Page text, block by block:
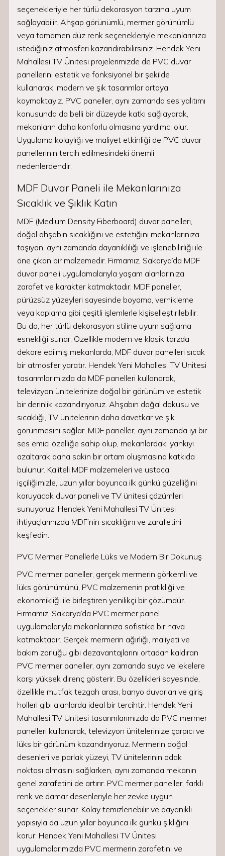
seçenekleriyle her türlü dekorasyon tarzına uyum
sağlayabilir. Ahşap görünümlü, mermer görünümlü
veya tamamen düz renk seçenekleriyle mekanlarınıza
istediğiniz atmosferi kazandırabilirsiniz. Hendek Yeni
Mahallesi TV Ünitesi projelerimizde de PVC duvar
panellerini estetik ve fonksiyonel bir şekilde
kullanarak, modern ve şık tasarımlar ortaya
koymaktayız. PVC paneller, aynı zamanda ses yalıtımı
konusunda da belli bir düzeyde katkı sağlayarak,
mekanların daha konforlu olmasına yardımcı olur.
Uygulama kolaylığı ve maliyet etkinliği de PVC duvar
panellerinin tercih edilmesindeki önemli
nedenlerdendir.
MDF Duvar Paneli ile Mekanlarınıza
Sıcaklık ve Şıklık Katın
MDF (Medium Density Fiberboard) duvar panelleri,
doğal ahşabın sıcaklığını ve estetiğini mekanlarınıza
taşıyan, aynı zamanda dayanıklılığı ve işlenebilirliği ile
öne çıkan bir malzemedir. Firmamız, Sakarya’da MDF
duvar paneli uygulamalarıyla yaşam alanlarınıza
zarafet ve karakter katmaktadır. MDF paneller,
pürüzsüz yüzeyleri sayesinde boyama, vernikleme
veya kaplama gibi çeşitli işlemlerle kişiselleştirilebilir.
Bu da, her türlü dekorasyon stiline uyum sağlama
esnekliği sunar. Özellikle modern ve klasik tarzda
dekore edilmiş mekanlarda, MDF duvar panelleri sıcak
bir atmosfer yaratır. Hendek Yeni Mahallesi TV Ünitesi
tasarımlarımızda da MDF panelleri kullanarak,
televizyon ünitelerinize doğal bir görünüm ve estetik
bir derinlik kazandırıyoruz. Ahşabın doğal dokusu ve
sıcaklığı, TV ünitelerinin daha davetkar ve şık
görünmesini sağlar. MDF paneller, aynı zamanda iyi bir
ses emici özelliğe sahip olup, mekanlardaki yankıyı
azaltarak daha sakin bir ortam oluşmasına katkıda
bulunur. Kaliteli MDF malzemeleri ve ustaca
işçiliğimizle, uzun yıllar boyunca ilk günkü güzelliğini
koruyacak duvar paneli ve TV ünitesi çözümleri
sunuyoruz. Hendek Yeni Mahallesi TV Ünitesi
ihtiyaçlarınızda MDF’nin sıcaklığını ve zarafetini
keşfedin.
PVC Mermer Panellerle Lüks ve Modern Bir Dokunuş
PVC mermer paneller, gerçek mermerin görkemli ve
lüks görünümünü, PVC malzemenin pratikliği ve
ekonomikliği ile birleştiren yenilikçi bir çözümdür.
Firmamız, Sakarya’da PVC mermer panel
uygulamalarıyla mekanlarınıza sofistike bir hava
katmaktadır. Gerçek mermerin ağırlığı, maliyeti ve
bakım zorluğu gibi dezavantajlarını ortadan kaldıran
PVC mermer paneller, aynı zamanda suya ve lekelere
karşı yüksek direnç gösterir. Bu özellikleri sayesinde,
özellikle mutfak tezgah arası, banyo duvarları ve giriş
holleri gibi alanlarda ideal bir tercihtir. Hendek Yeni
Mahallesi TV Ünitesi tasarımlarımızda da PVC mermer
panelleri kullanarak, televizyon ünitelerinize çarpıcı ve
lüks bir görünüm kazandırıyoruz. Mermerin doğal
desenleri ve parlak yüzeyi, TV ünitelerinin odak
noktası olmasını sağlarken, aynı zamanda mekanın
genel zarafetini de artırır. PVC mermer paneller, farklı
renk ve damar desenleriyle her zevke uygun
seçenekler sunar. Kolay temizlenebilir ve dayanıklı
yapısıyla da uzun yıllar boyunca ilk günkü şıklığını
korur. Hendek Yeni Mahallesi TV Ünitesi
uygulamalarımızda PVC mermerin zarafetini ve